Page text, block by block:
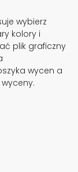
wybierz
kolory i
plik graficzny
wycen a